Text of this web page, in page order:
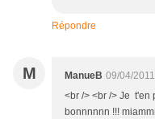
Répondre
M ManueB 09/04/
<br /> <br /> Je t'en
bonnnnnn !!!